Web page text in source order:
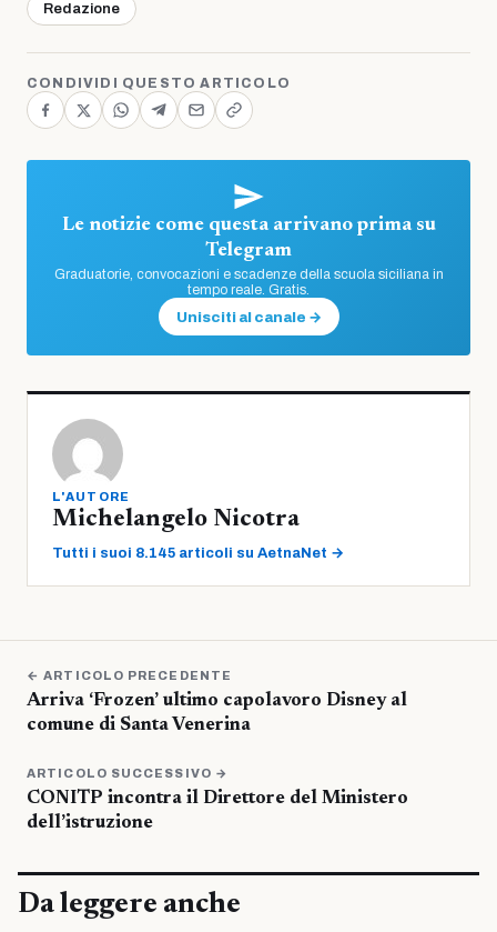
Redazione
CONDIVIDI QUESTO ARTICOLO
Le notizie come questa arrivano prima su
Telegram
Graduatorie, convocazioni e scadenze della scuola siciliana in
tempo reale. Gratis.
Unisciti al canale →
L'AUTORE
Michelangelo Nicotra
Tutti i suoi 8.145 articoli su AetnaNet →
← ARTICOLO PRECEDENTE
Arriva ‘Frozen’ ultimo capolavoro Disney al
comune di Santa Venerina
ARTICOLO SUCCESSIVO →
CONITP incontra il Direttore del Ministero
dell’istruzione
Da leggere anche